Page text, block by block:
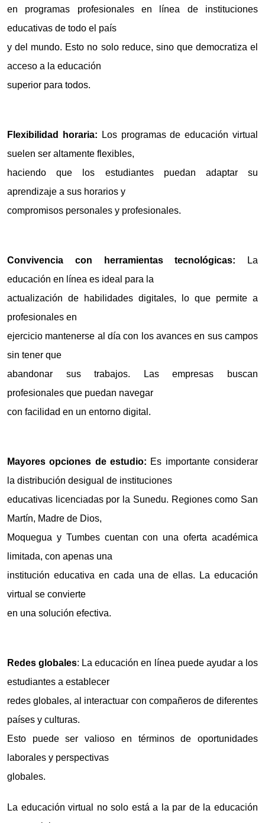
en programas profesionales en línea de instituciones
educativas de todo el país
y del mundo. Esto no solo reduce, sino que democratiza el
acceso a la educación
superior para todos.
Flexibilidad horaria: Los programas de educación virtual
suelen ser altamente flexibles,
haciendo que los estudiantes puedan adaptar su
aprendizaje a sus horarios y
compromisos personales y profesionales.
Convivencia con herramientas tecnológicas: La
educación en línea es ideal para la
actualización de habilidades digitales, lo que permite a
profesionales en
ejercicio mantenerse al día con los avances en sus campos
sin tener que
abandonar sus trabajos. Las empresas buscan
profesionales que puedan navegar
con facilidad en un entorno digital.
Mayores opciones de estudio: Es importante considerar
la distribución desigual de instituciones
educativas licenciadas por la Sunedu. Regiones como San
Martín, Madre de Dios,
Moquegua y Tumbes cuentan con una oferta académica
limitada, con apenas una
institución educativa en cada una de ellas. La educación
virtual se convierte
en una solución efectiva.
Redes globales: La educación en línea puede ayudar a los
estudiantes a establecer
redes globales, al interactuar con compañeros de diferentes
países y culturas.
Esto puede ser valioso en términos de oportunidades
laborales y perspectivas
globales.
La educación virtual no solo está a la par de la educación